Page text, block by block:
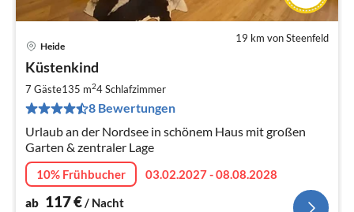
19 km von Steenfeld
Heide
Küstenkind
7 Gäste135 m24Schlafzimmer
8 Bewertungen
Urlaub an der Nordsee in schönem Haus mit großen
Garten & zentraler Lage
10% Frühbucher
03.02.2027 - 08.08.2028
ab 117€/ Nacht